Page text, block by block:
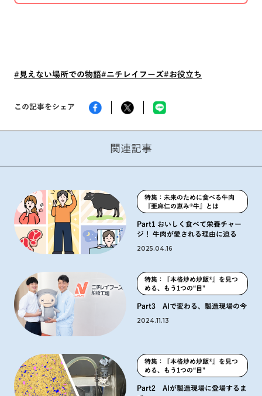
造現場に、AI技術が導入されてい
#見えない場所での物語#ニチレイフーズ#お役立ち
この記事をシェア
関連記事
特集：未来のために食べる牛肉
『亜麻仁の恵み®️牛』とは
Part1 おいしく食べて栄養チャー
ジ！ 牛肉が愛される理由に迫る
2025.04.16
特集：『本格炒め炒飯®』を見つ
める、もう1つの“目”
Part3 AIで変わる、製造現場の今
2024.11.13
特集：『本格炒め炒飯®』を見つ
める、もう1つの“目”
Part2 AIが製造現場に登場するま